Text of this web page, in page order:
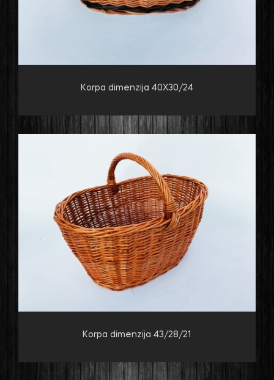
Korpa dimenzija 40X30/24
Korpa dimenzija 43/28/21